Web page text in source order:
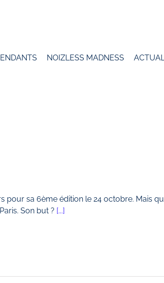
NOIZLESS MADNESS
pour sa 6ème édition le 24 octobre. Mais
Son but ? [...]